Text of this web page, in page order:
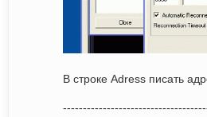
В строке Adress писать